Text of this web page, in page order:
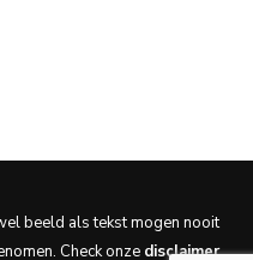
beeld als tekst mogen nooit
Check onze disclaimer.